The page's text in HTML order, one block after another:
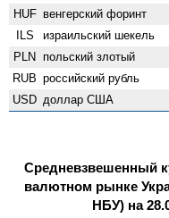
HUF венгерский форинт
ILS израильский шекель
PLN польский злотый
RUB российский рубль
USD доллар США
Средневзвешенный
валютном рынке
НБУ) на